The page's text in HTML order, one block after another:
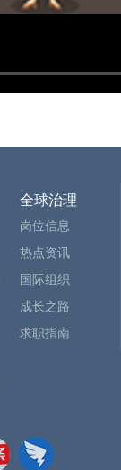
全球治理
岗位信息
热点资讯
国际组织
成长之路
求职指南